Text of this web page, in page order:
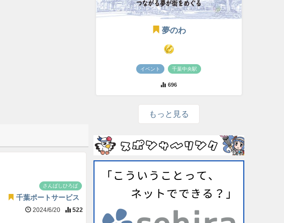
さんばしひろば
千葉ポートサービス
2024/6/20 522
夢のわ
イベント 千葉中央駅
696
もっと見る